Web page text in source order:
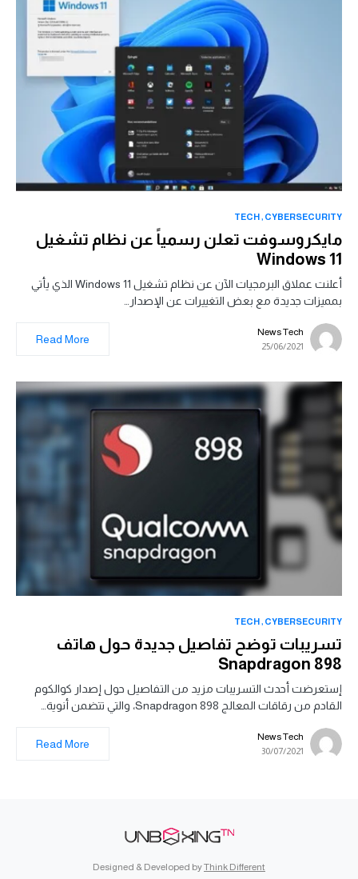
CYBERSECURITY
TECH
مايكروسوفت تعلن رسمياً عن نظام تشغيل
Windows 11
أعلنت عملاق البرمجيات الآن عن نظام تشغيل Windows 11 الذي يأتي
بمميزات جديدة مع بعض التغييرات عن الإصدار…
News Tech
25/06/2021
Read More
CYBERSECURITY
TECH
تسريبات توضح تفاصيل جديدة حول هاتف
Snapdragon 898
إستعرضت أحدث التسريبات مزيد من التفاصيل حول إصدار كوالكوم
القادم من رقاقات المعالج Snapdragon 898، والتي تتضمن أنوية…
News Tech
30/07/2021
Read More
Designed & Developed byThink Different